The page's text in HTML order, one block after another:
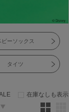
ビーソックス
タイツ
在庫なしも表示